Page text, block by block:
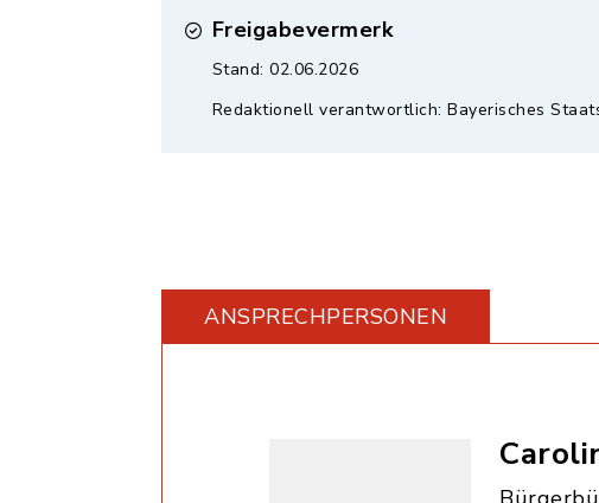
Freigabevermerk
Stand: 02.06.2026
Redaktionell verantwortlich: Bayerisches
ANSPRECHPERSONEN